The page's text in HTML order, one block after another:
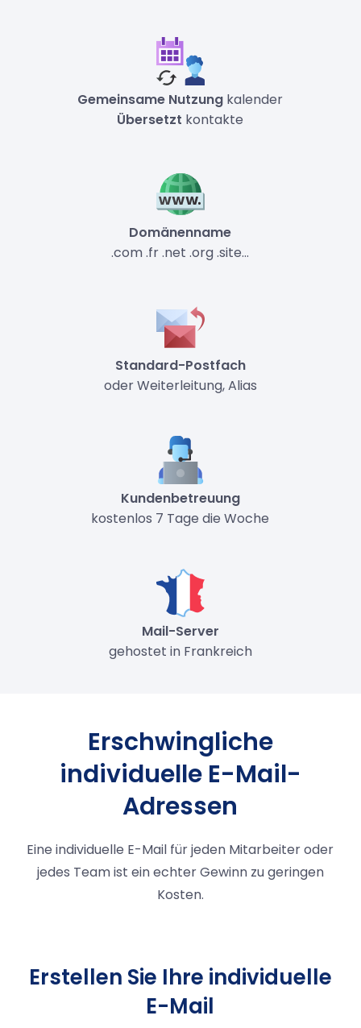
Gemeinsame Nutzung kalender
Übersetzt kontakte
Domänenname
.com .fr .net .org .site...
Standard-Postfach
oder Weiterleitung, Alias
Kundenbetreuung
kostenlos 7 Tage die Woche
Mail-Server
gehostet in Frankreich
Erschwingliche
individuelle E-Mail-
Adressen
Eine individuelle E-Mail für jeden Mitarbeiter oder
jedes Team ist ein echter Gewinn zu geringen
Kosten.
Erstellen Sie Ihre individuelle
E-Mail